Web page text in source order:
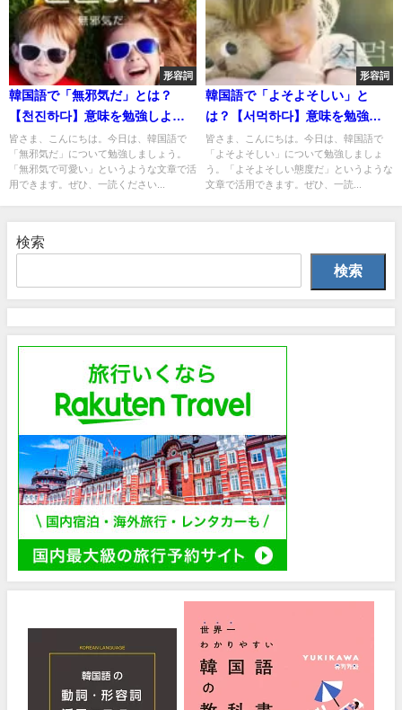
形容詞
韓国語で「無邪気だ」とは？
【천진하다】意味を勉強しよ
う！
皆さま、こんにちは。今日は、韓国語で
「無邪気だ」について勉強しましょう。
「無邪気で可愛い」というような文章で活
用できます。ぜひ、一読ください...
形容詞
韓国語で「よそよそしい」と
は？【서먹하다】意味を勉強し
よう！
皆さま、こんにちは。今日は、韓国語で
「よそよそしい」について勉強しましょ
う。「よそよそしい態度だ」というような
文章で活用できます。ぜひ、一読...
検索
検索